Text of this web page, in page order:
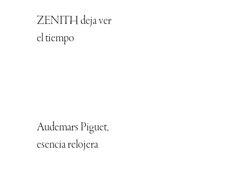
ZENITH deja ver
el tiempo
Audemars Piguet,
esencia relojera